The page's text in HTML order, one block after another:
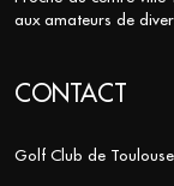
aux amateurs de
CONTACT
Golf Club de Toulouse